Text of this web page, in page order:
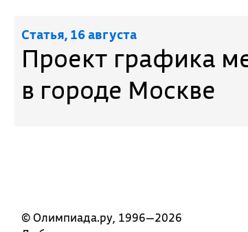
Cтатья, 16 августа
Проект графика
в городе Москве
© Олимпиада.ру, 1996—2026